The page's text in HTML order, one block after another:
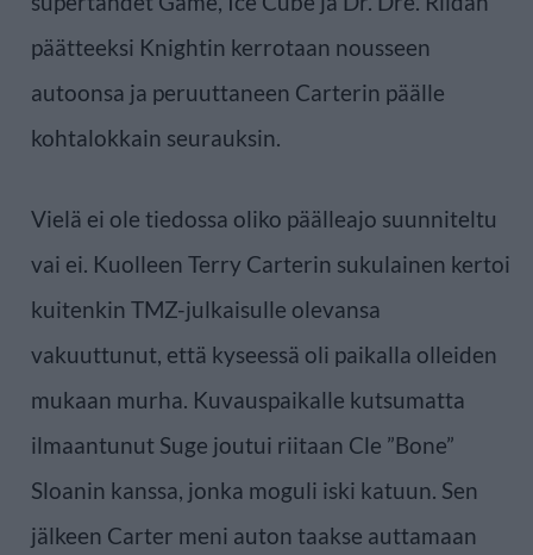
päätteeksi Knightin kerrotaan nousseen
autoonsa ja peruuttaneen Carterin päälle
kohtalokkain seurauksin.
Vielä ei ole tiedossa oliko päälleajo suunniteltu
vai ei. Kuolleen Terry Carterin sukulainen kertoi
kuitenkin TMZ-julkaisulle olevansa
vakuuttunut, että kyseessä oli paikalla olleiden
mukaan murha. Kuvauspaikalle kutsumatta
ilmaantunut Suge joutui riitaan Cle ”Bone”
Sloanin kanssa, jonka moguli iski katuun. Sen
jälkeen Carter meni auton taakse auttamaan